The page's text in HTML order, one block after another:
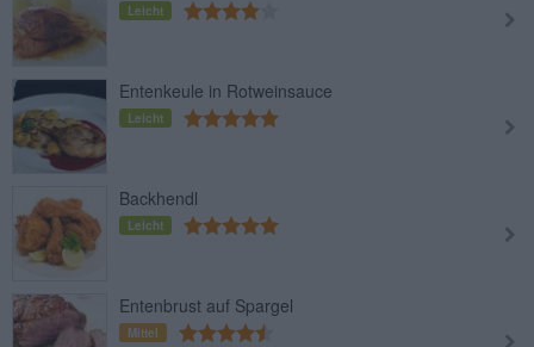
Leicht
Entenkeule in Rotweinsauce
Leicht
Backhendl
Leicht
Entenbrust auf Spargel
Mittel